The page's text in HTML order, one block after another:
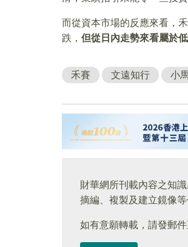
而從資本市場的反應來看，
跌， 但從日內走勢來看屬於
禾賽 文遠知行 小
財華網所刊載內容之知
摘編、複製及建立鏡像等
如有意願轉載，請發郵件